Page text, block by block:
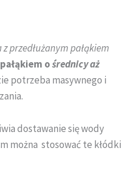
z przedłużanym pałąkiem
ośrednicy aż
potrzeba masywnego i
dostawanie się wody
można stosować te kłódki